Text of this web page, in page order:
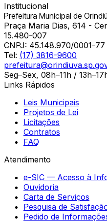
Institucional
Prefeitura Municipal de
Praça Maria Dias, 614 -
15.480-007
CNPJ: 45.148.970/0001-77
Tel: (17) 3816-9600
Seg–Sex, 08h–11h /
Links Rápidos
Leis Municipais
Projetos de Lei
Licitações
Contratos
FAQ
Atendimento
e-SIC — Acesso à
Ouvidoria
Carta de Serviços
Pesquisa de
Pedido de